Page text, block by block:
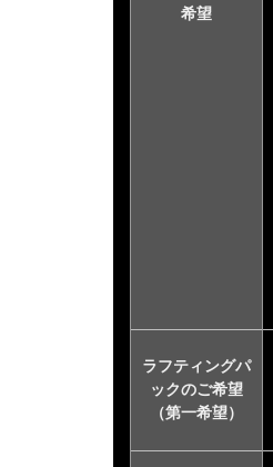
希望
ラフティングパ
ックのご希望
（第一希望）